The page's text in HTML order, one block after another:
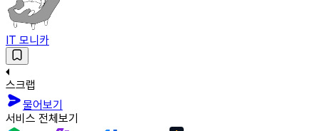
IT 모니카
스크랩
물어보기
서비스 전체보기